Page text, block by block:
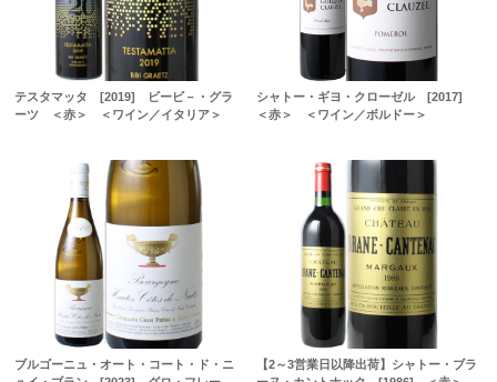
テスタマッタ [2019] ビービ－・グラ
ーツ ＜赤＞ ＜ワイン／イタリア＞
シャトー・ギヨ・クローゼル [2017]
＜赤＞ ＜ワイン／ボルドー＞
ブルゴーニュ・オート・コート・ド・ニ
【2～3営業日以降出荷】シャトー・ブラ